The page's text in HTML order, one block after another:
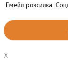
Емейл розсилка
X